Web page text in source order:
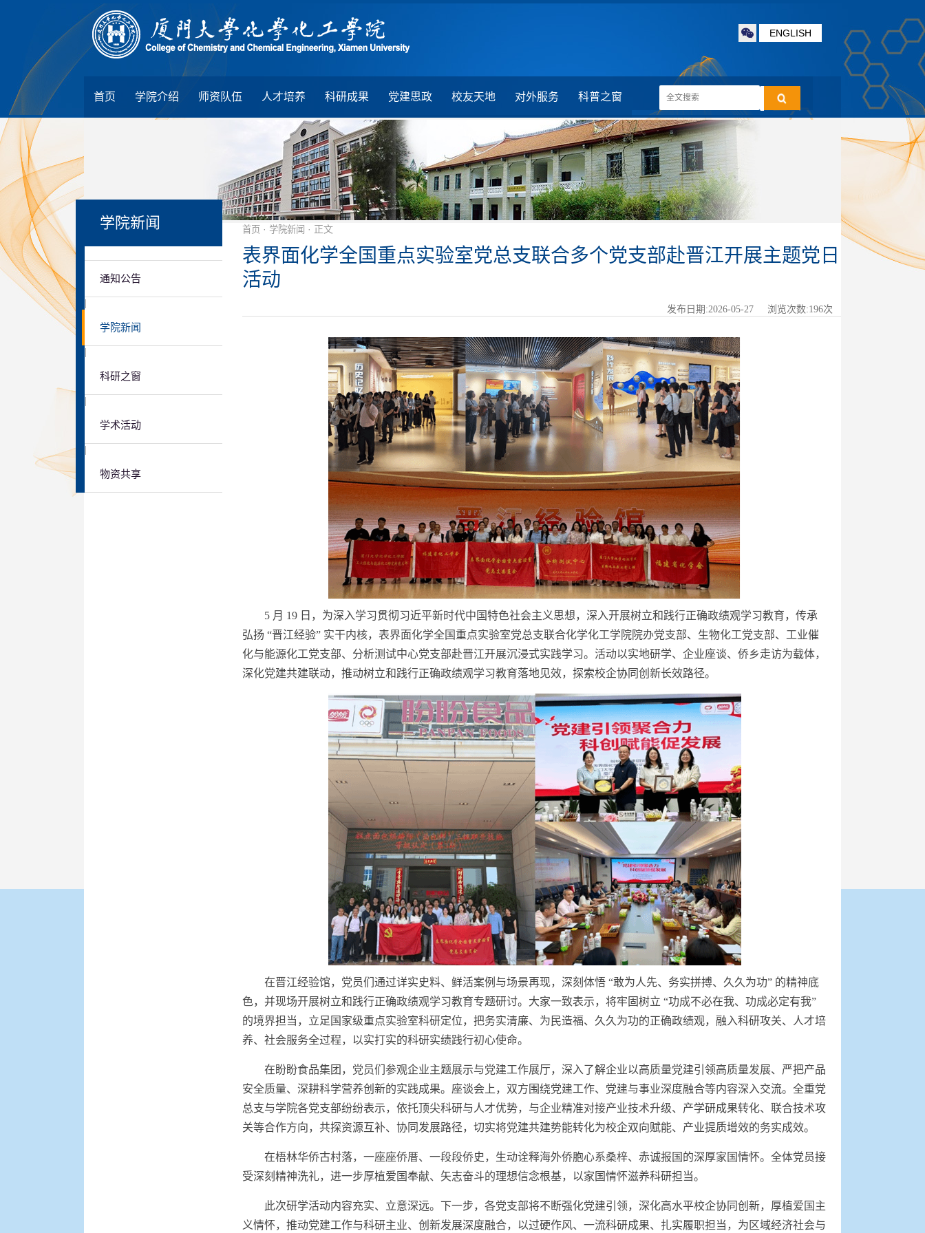
ENGLISH
首页 学院介绍 师资队伍 人才培养 科研成果 党建思政 校友天地 对外服务 科普之窗
学院新闻
通知公告
学院新闻
科研之窗
学术活动
物资共享
首页 · 学院新闻 · 正文
表界面化学全国重点实验室党总支联合多个党支部赴晋江开展主题党日
活动
发布日期:2026-05-27 浏览次数:196次
5 月 19 日，为深入学习贯彻习近平新时代中国特色社会主义思想，深入开展树立和践行正确政绩观学习教育，传承
弘扬 “晋江经验” 实干内核，表界面化学全国重点实验室党总支联合化学化工学院院办党支部、生物化工党支部、工业催
化与能源化工党支部、分析测试中心党支部赴晋江开展沉浸式实践学习。活动以实地研学、企业座谈、侨乡走访为载体，
深化党建共建联动，推动树立和践行正确政绩观学习教育落地见效，探索校企协同创新长效路径。
在晋江经验馆，党员们通过详实史料、鲜活案例与场景再现，深刻体悟 “敢为人先、务实拼搏、久久为功” 的精神底
色，并现场开展树立和践行正确政绩观学习教育专题研讨。大家一致表示，将牢固树立 “功成不必在我、功成必定有我”
的境界担当，立足国家级重点实验室科研定位，把务实清廉、为民造福、久久为功的正确政绩观，融入科研攻关、人才培
养、社会服务全过程，以实打实的科研实绩践行初心使命。
在盼盼食品集团，党员们参观企业主题展示与党建工作展厅，深入了解企业以高质量党建引领高质量发展、严把产品
安全质量、深耕科学营养创新的实践成果。座谈会上，双方围绕党建工作、党建与事业深度融合等内容深入交流。全重党
总支与学院各党支部纷纷表示，依托顶尖科研与人才优势，与企业精准对接产业技术升级、产学研成果转化、联合技术攻
关等合作方向，共探资源互补、协同发展路径，切实将党建共建势能转化为校企双向赋能、产业提质增效的务实成效。
在梧林华侨古村落，一座座侨厝、一段段侨史，生动诠释海外侨胞心系桑梓、赤诚报国的深厚家国情怀。全体党员接
受深刻精神洗礼，进一步厚植爱国奉献、矢志奋斗的理想信念根基，以家国情怀滋养科研担当。
此次研学活动内容充实、立意深远。下一步，各党支部将不断强化党建引领，深化高水平校企协同创新，厚植爱国主
义情怀，推动党建工作与科研主业、创新发展深度融合，以过硬作风、一流科研成果、扎实履职担当，为区域经济社会与